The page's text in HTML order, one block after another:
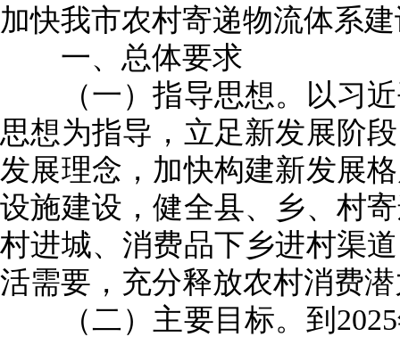
加快我市农村寄递物流体系
一、总体要求
（一）指导思想。以习近
思想为指导，立足新发展阶
发展理念，加快构建新发展
设施建设，健全县、乡、村
村进城、消费品下乡进村渠
活需要，充分释放农村消费
（二）主要目标。到2025